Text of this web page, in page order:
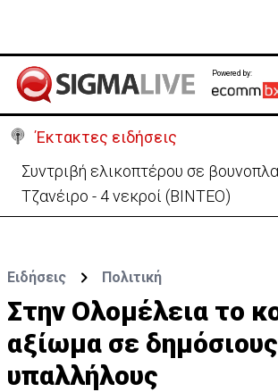
Powered by:
Έκτακτες ειδήσεις
Στις φλόγες όχημα δίπλα σε
Πρόλαβαν τα χειρότερα
Ειδήσεις Πολιτική
Στην Ολομέλεια το
αξίωμα σε δημόσιους
υπαλλήλους